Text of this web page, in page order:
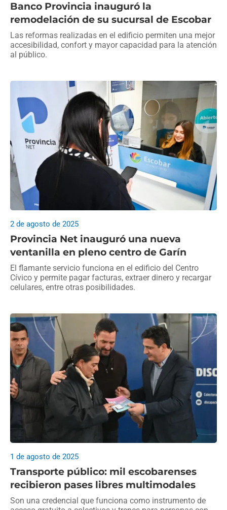
Banco Provincia inauguró la
remodelación de su sucursal de Escobar
Las reformas realizadas en el edificio permiten una mejor
accesibilidad, confort y mayor capacidad para la atención
al público.
Provincia Net inauguró una nueva
ventanilla en pleno centro de Garín
2 de agosto de 2025
El flamante servicio funciona en el edificio del Centro
Cívico y permite pagar facturas, extraer dinero y recargar
celulares, entre otras posibilidades.
Transporte público: mil escobarenses
recibieron pases libres multimodales
1 de agosto de 2025
Son una credencial que funciona como instrumento de